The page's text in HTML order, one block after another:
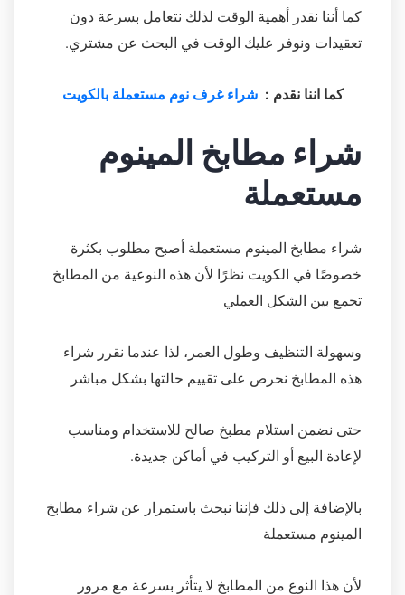
كما أننا نقدر أهمية الوقت لذلك نتعامل بسرعة دون
تعقيدات ونوفر عليك الوقت في البحث عن مشتري.
كما اننا نقدم :شراء غرف نوم مستعملة بالكويت
شراء مطابخ المينوم
مستعملة
شراء مطابخ المينوم مستعملة أصبح مطلوب بكثرة
خصوصًا في الكويت نظرًا لأن هذه النوعية من المطابخ
تجمع بين الشكل العملي
وسهولة التنظيف وطول العمر، لذا عندما نقرر شراء
هذه المطابخ نحرص على تقييم حالتها بشكل مباشر
حتى نضمن استلام مطبخ صالح للاستخدام ومناسب
لإعادة البيع أو التركيب في أماكن جديدة.
بالإضافة إلى ذلك فإننا نبحث باستمرار عن شراء مطابخ
المينوم مستعملة
لأن هذا النوع من المطابخ لا يتأثر بسرعة مع مرور